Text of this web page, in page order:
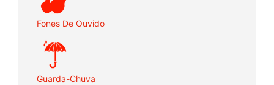
Fones De Ouvido
Guarda-Chuva